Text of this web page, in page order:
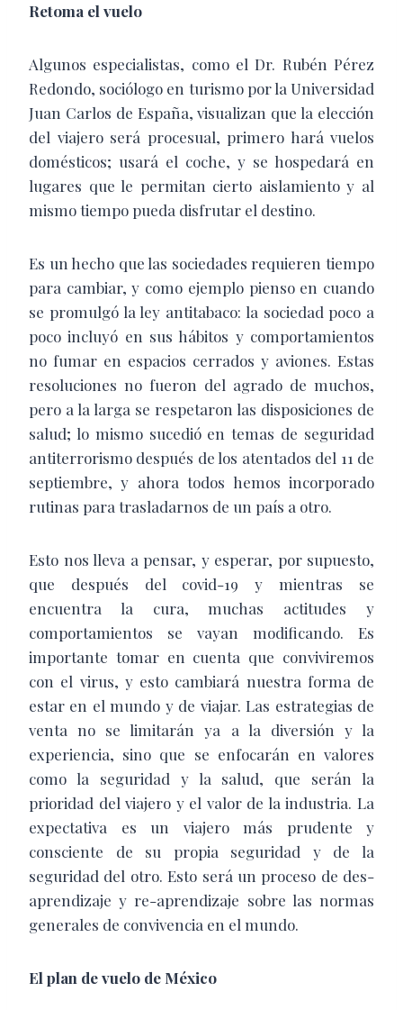
Retoma el vuelo
Algunos especialistas, como el Dr. Rubén Pérez
Redondo, sociólogo en turismo por la Universidad
Juan Carlos de España, visualizan que la elección
del viajero será procesual, primero hará vuelos
domésticos; usará el coche, y se hospedará en
lugares que le permitan cierto aislamiento y al
mismo tiempo pueda disfrutar el destino.
Es un hecho que las sociedades requieren tiempo
para cambiar, y como ejemplo pienso en cuando
se promulgó la ley antitabaco: la sociedad poco a
poco incluyó en sus hábitos y comportamientos
no fumar en espacios cerrados y aviones. Estas
resoluciones no fueron del agrado de muchos,
pero a la larga se respetaron las disposiciones de
salud; lo mismo sucedió en temas de seguridad
antiterrorismo después de los atentados del 11 de
septiembre, y ahora todos hemos incorporado
rutinas para trasladarnos de un país a otro.
Esto nos lleva a pensar, y esperar, por supuesto,
que después del covid-19 y mientras se
encuentra la cura, muchas actitudes y
comportamientos se vayan modificando. Es
importante tomar en cuenta que conviviremos
con el virus, y esto cambiará nuestra forma de
estar en el mundo y de viajar. Las estrategias de
venta no se limitarán ya a la diversión y la
experiencia, sino que se enfocarán en valores
como la seguridad y la salud, que serán la
prioridad del viajero y el valor de la industria. La
expectativa es un viajero más prudente y
consciente de su propia seguridad y de la
seguridad del otro. Esto será un proceso de des-
aprendizaje y re-aprendizaje sobre las normas
generales de convivencia en el mundo.
El plan de vuelo de México